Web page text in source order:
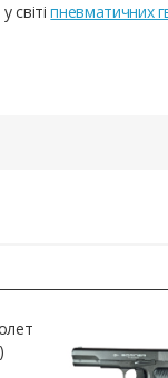
світіпневматичних